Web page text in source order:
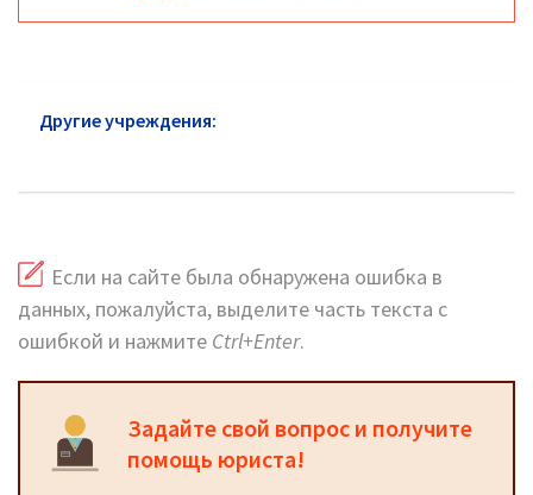
Другие учреждения:
Если на сайте была обнаружена ошибка в
данных, пожалуйста, выделите часть текста с
ошибкой и нажмите Ctrl+Enter.
Задайте свой вопрос и получите
помощь юриста!